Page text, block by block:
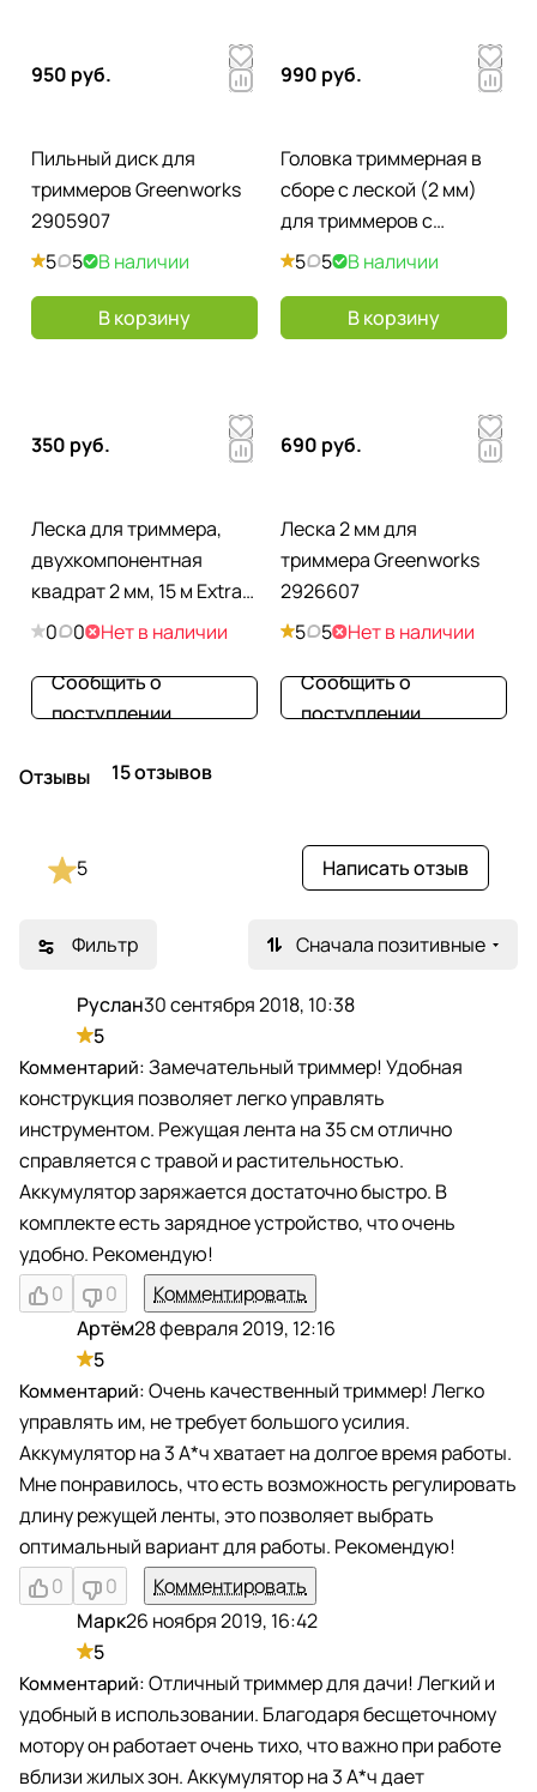
950 руб.
Пильный диск для
триммеров Greenworks
2905907
5
5 В наличии
В корзину
990 руб.
Головка триммерная в
сборе с леской (2 мм)
для триммеров с
верхним расположением
5 5 В наличии
В корзину
350 руб.
Леска для триммера,
двухкомпонентная
квадрат 2 мм, 15 м Extra
cord Denzel
0 0
Нет в наличии
Сообщить о
поступлении
690 руб.
Леска 2 мм для
триммера Greenworks
2926607
5
5
Нет в наличии
Сообщить о
поступлении
Отзывы 15 отзывов
Фильтр Сначала позитивные
Руслан30 сентября 2018, 10:38
5
Замечательный триммер! Удобная
конструкция позволяет легко управлять
инструментом. Режущая лента на 35 см отлично
справляется с травой и растительностью.
Аккумулятор заряжается достаточно быстро. В
комплекте есть зарядное устройство, что очень
удобно. Рекомендую!
0
0
Комментировать
Артём28 февраля 2019, 12:16
5
Очень качественный триммер! Легко
управлять им, не требует большого усилия.
Аккумулятор на 3 А*ч хватает на долгое время работы.
Мне понравилось, что есть возможность регулировать
длину режущей ленты, это позволяет выбрать
оптимальный вариант для работы. Рекомендую!
0
0
Комментировать
Марк26 ноября 2019, 16:42
5
Отличный триммер для дачи! Легкий и
удобный в использовании. Благодаря бесщеточному
мотору он работает очень тихо, что важно при работе
вблизи жилых зон. Аккумулятор на 3 А*ч дает
5 Написать отзыв